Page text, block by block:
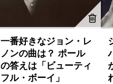
一番好きなジョン・レ
ノンの曲は？ ポール
の答えは「ビューティ
フル・ボーイ」